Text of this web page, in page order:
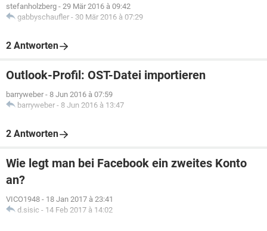
stefanholzberg - 29 Mär 2016 à 09:42
gabbyschaufler - 30 Mär 2016 à 07:29
2 Antworten
Outlook-Profil: OST-Datei importieren
barryweber - 8 Jun 2016 à 07:59
barryweber - 8 Jun 2016 à 13:47
2 Antworten
Wie legt man bei Facebook ein zweites Konto
an?
VICO1948 - 18 Jan 2017 à 23:41
d.sisic - 14 Feb 2017 à 14:02